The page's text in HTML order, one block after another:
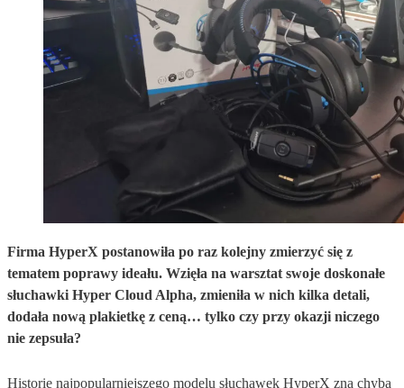
Firma HyperX postanowiła po raz kolejny zmierzyć się z
tematem poprawy ideału. Wzięła na warsztat swoje doskonałe
słuchawki Hyper Cloud Alpha, zmieniła w nich kilka detali,
dodała nową plakietkę z ceną… tylko czy przy okazji niczego
nie zepsuła?
Historię najpopularniejszego modelu słuchawek HyperX zna chyba